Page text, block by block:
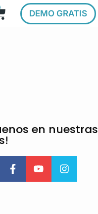
DEMO GRATIS
en nuestras